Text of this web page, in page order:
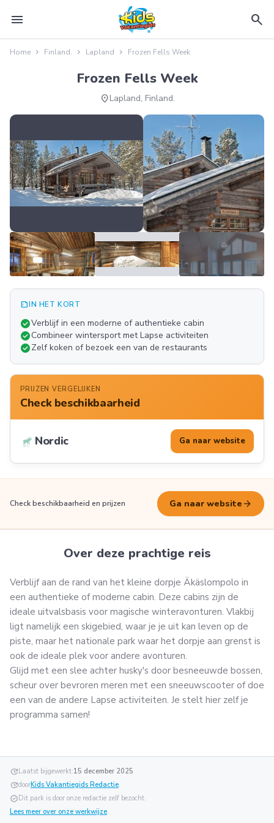
menu search
Home Finland. Lapland Frozen Fells Week
Frozen Fells Week
location_onLapland, Finland.
FOTO'S
summarizeIN HET KORT
check_circleVerblijf in een moderne of authentieke cabin
check_circleCombineer wintersport met Lapse activiteiten
check_circleZelf koken of bezoek een van de restaurants
PRIJZEN VERGELIJKEN
Check beschikbaarheid
Nordic Ga naar website
Check beschikbaarheid en prijzen Ga naar website arrow_forward
Over deze prachtige reis
Verblijf aan de rand van het kleine dorpje Äkäslompolo in
een authentieke of moderne cabin. Deze cabins zijn de
ideale uitvalsbasis voor magische winteravonturen. Vlakbij
ligt namelijk een skigebied, waar je je uit kan leven op de
piste, maar het nationale park waar het dorpje aan grenst is
ook de ideale plek voor andere avonturen.
Glijd met een slee achter husky's door besneeuwde bossen,
scheur over bevroren meren met een sneeuwscooter of doe
een van de andere Lapse activiteiten. Je stelt hier zelf je
programma samen!
updateLaatst bijgewerkt:15 december 2025
updatedoorKids Vakantiegids Redactie.
verifiedDit park is door onze redactie zelf bezocht.
Lees meer over onze werkwijze.